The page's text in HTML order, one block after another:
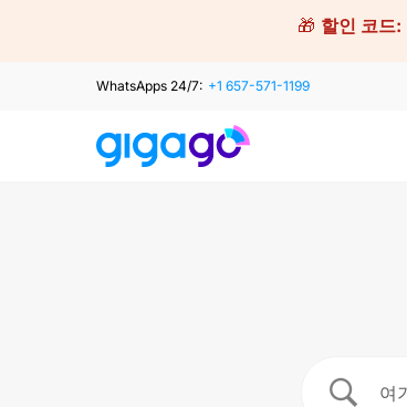
🎁 할인 코드:
WhatsApps 24/7: +1 657-571-1199